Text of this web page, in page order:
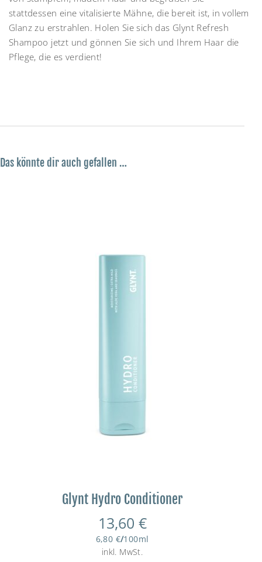
stattdessen eine vitalisierte Mähne, die bereit ist, in vollem
Glanz zu erstrahlen. Holen Sie sich das Glynt Refresh
Shampoo jetzt und gönnen Sie sich und Ihrem Haar die
Pflege, die es verdient!
Das könnte dir auch gefallen …
Glynt Hydro Conditioner
13,60 €
6,80 €/100ml
inkl. MwSt.